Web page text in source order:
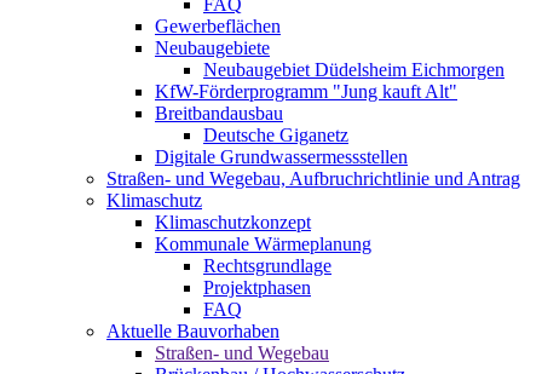
FAQ
Gewerbeflächen
Neubaugebiete
Neubaugebiet Düdelsheim Eichmorgen
KfW-Förderprogramm "Jung kauft Alt"
Breitbandausbau
Deutsche Giganetz
Digitale Grundwassermessstellen
Straßen- und Wegebau, Aufbruchrichtlinie und Antrag
Klimaschutz
Klimaschutzkonzept
Kommunale Wärmeplanung
Rechtsgrundlage
Projektphasen
FAQ
Aktuelle Bauvorhaben
Straßen- und Wegebau